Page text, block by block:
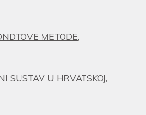
METODE,
SUSTAV U HRVATSKOJ,